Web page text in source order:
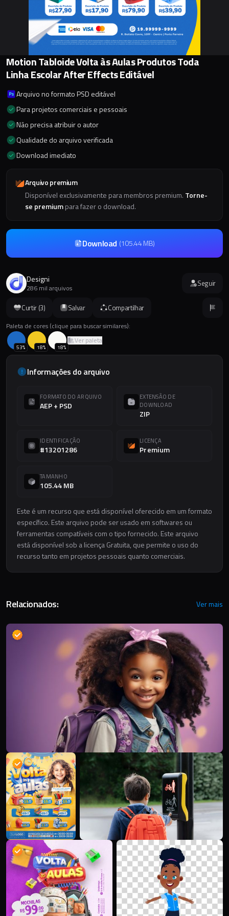
Curtir (3) Salvar Compartilhar
Paleta de cores (clique para buscar similares):
53% 18% 18%
Ver paleta
Informações do arquivo
FORMATO DO ARQUIVO
AEP + PSD
EXTENSÃO DE
DOWNLOAD
ZIP
IDENTIFICAÇÃO
#13201286
LICENÇA
Premium
TAMANHO
105.44 MB
Este é um recurso que está disponível oferecido em um formato
específico. Este arquivo pode ser usado em softwares ou
ferramentas compatíveis com o tipo fornecido. Este arquivo
está disponível sob a licença Gratuita, que permite o uso do
recurso tanto em projetos pessoais quanto comerciais.
Motion Tabloide Volta às Aulas Produtos Toda
Linha Escolar After Effects Editável
Arquivo no formato PSD editável
Para projetos comerciais e pessoais
Não precisa atribuir o autor
Qualidade do arquivo verificada
Download imediato
Arquivo premium
Disponível exclusivamente para membros premium. Torne-
se premiumpara fazer o download.
Download (105.44 MB)
Designi
286 mil arquivos Seguir
Relacionados: Ver mais